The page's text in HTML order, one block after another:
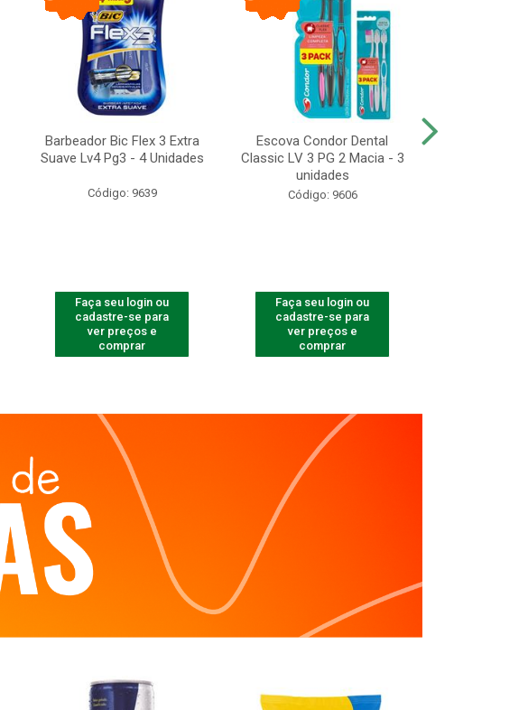
Barbeador Bic Flex 3 Extra
Suave Lv4 Pg3 - 4 Unidades
Código: 9639
Faça seu login ou
cadastre-se para
ver preços e
comprar
Escova Condor Dental
Classic LV 3 PG 2 Macia - 3
unidades
Código: 9606
Faça seu login ou
cadastre-se para
ver preços e
comprar